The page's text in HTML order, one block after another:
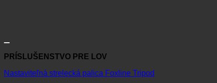
PRÍSLUŠENSTVO PRE LOV
Nastaviteľná strelecká palica Foxline Tripod